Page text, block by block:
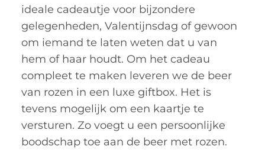
ideale cadeautje voor bijzondere
gelegenheden, Valentijnsdag of gewoon
om iemand te laten weten dat u van
hem of haar houdt. Om het cadeau
compleet te maken leveren we de beer
van rozen in een luxe giftbox. Het is
tevens mogelijk om een kaartje te
versturen. Zo voegt u een persoonlijke
boodschap toe aan de beer met rozen.